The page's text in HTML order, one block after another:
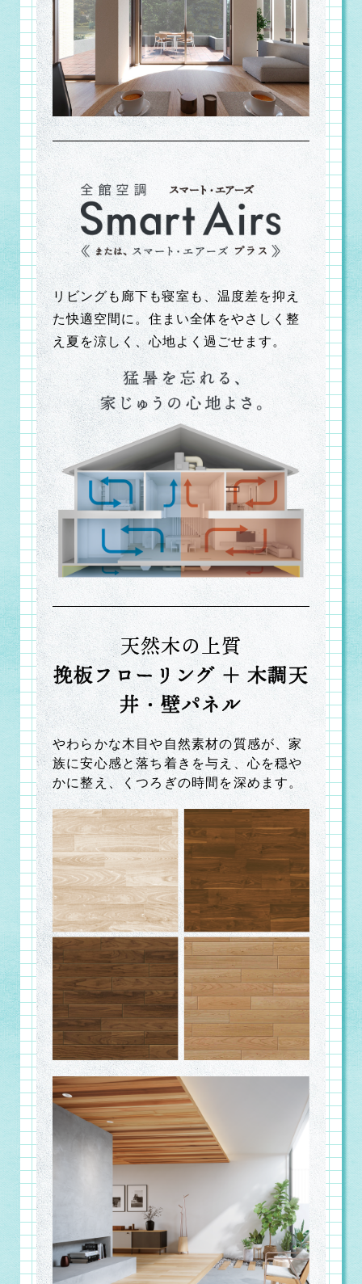
リビングも廊下も寝室も、温度差を抑え
た快適空間に。住まい全体をやさしく整
え夏を涼しく、心地よく過ごせます。
天然木の上質
挽板フローリング ＋ 木調天
井・壁パネル
やわらかな木目や自然素材の質感が、家
族に安心感と落ち着きを与え、心を穏や
かに整え、くつろぎの時間を深めます。